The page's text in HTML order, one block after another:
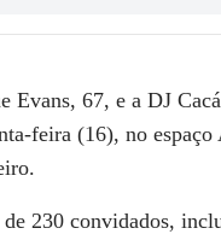
Evans, 67, e a DJ
feira (16), no espaço
230 convidados,